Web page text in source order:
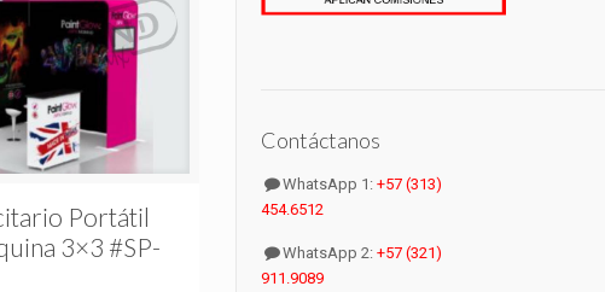
Portátil
3×3 #SP-
Contáctanos
WhatsApp 1:+57 (313)
454.6512
WhatsApp 2:+57 (321)
911.9089